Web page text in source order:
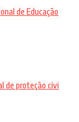
de Educação
de proteção civi